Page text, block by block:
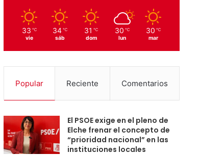
33 ℃
vie
34 ℃
sáb
31 ℃
dom
30 ℃
lun
30 ℃
mar
Popular Reciente Comentarios
El PSOE exige en el pleno de
Elche frenar el concepto de
“prioridad nacional” en las
instituciones locales